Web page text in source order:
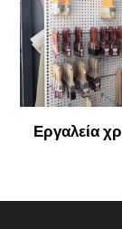
Εργαλεία